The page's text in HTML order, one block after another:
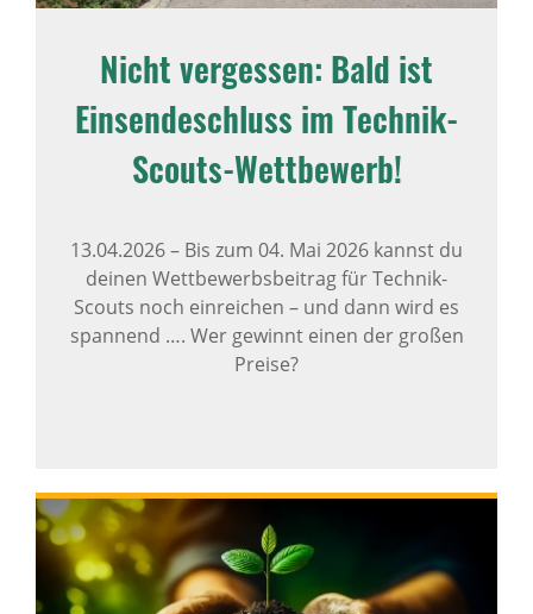
Nicht vergessen: Bald ist
Einsendeschluss im Technik-
Scouts-Wettbewerb!
13.04.2026– Bis zum 04. Mai 2026 kannst du
deinen Wettbewerbsbeitrag für Technik-
Scouts noch einreichen – und dann wird es
spannend …. Wer gewinnt einen der großen
Preise?